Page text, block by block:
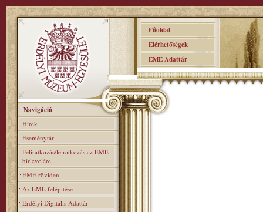
Főoldal
Elérhetőségek
EME Adattár
Navigáció
Hírek
Eseménytár
Feliratkozás/leiratkozás az EME
hírlevelére
EME röviden
Az EME felépitése
Erdélyi Digitális Adattár